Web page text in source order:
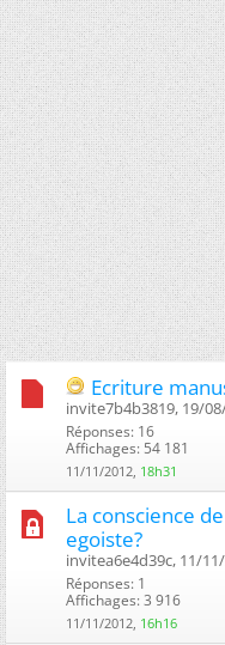
Ecriture
invite7b4b3819, 19/
Réponses: 16
Affichages: 54 181
11/11/2012, 18h31
La conscience
egoiste?
invitea6e4d39c, 11/
Réponses: 1
Affichages: 3 916
11/11/2012, 16h16